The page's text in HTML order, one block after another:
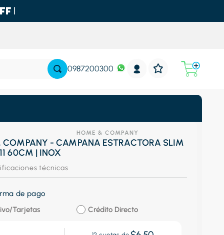
0987200300
HOME & COMPANY
COMPANY - CAMPANA ESTRACTORA SLIM
60CM | INOX
técnicas
de pago
Tarjetas
Crédito Directo